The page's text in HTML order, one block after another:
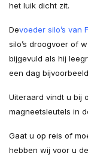
het luik dicht zit.
Devoeder silo’s van
silo’s droogvoer of
bijgevuld als hij
een dag
Uiteraard vindt u bij
magneetsleutels in
Gaat u op reis of
hebben wij voor u